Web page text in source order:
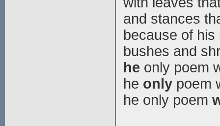
and stances
because of
bushes and
he only poem
he onlypoem
he only poem